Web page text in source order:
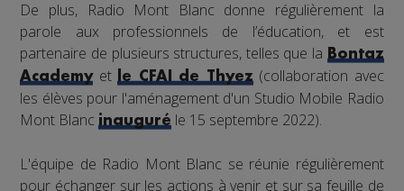
De plus, Radio Mont Blanc donne régulièrement la
parole aux professionnels de l’éducation, et est
partenaire de plusieurs structures, telles que la
Bontaz
Academyet le CFAI de Thyez(collaboration avec
les élèves pour l'aménagement d'un Studio Mobile Radio
Mont Blancinauguré le 15 septembre 2022).
L'équipe de Radio Mont Blanc se réunie régulièrement
pour échanger sur les actions à venir et sur sa feuille de